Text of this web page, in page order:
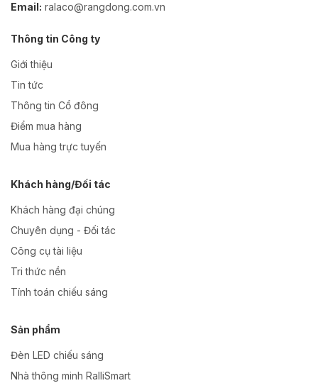
Email: ralaco@rangdong.com.vn
Thông tin Công ty
Giới thiệu
Tin tức
Thông tin Cổ đông
Điểm mua hàng
Mua hàng trực tuyến
Khách hàng/Đối tác
Khách hàng đại chúng
Chuyên dụng - Đối tác
Công cụ tài liệu
Tri thức nền
Tính toán chiếu sáng
Sản phẩm
Đèn LED chiếu sáng
Nhà thông minh RalliSmart